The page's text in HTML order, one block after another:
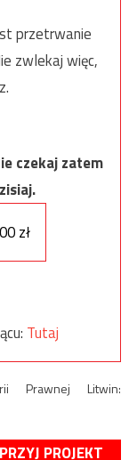
przetrwanie
zwlekaj więc,
czekaj zatem
zł
Tutaj
Prawnej Litwin:
PROJEKT